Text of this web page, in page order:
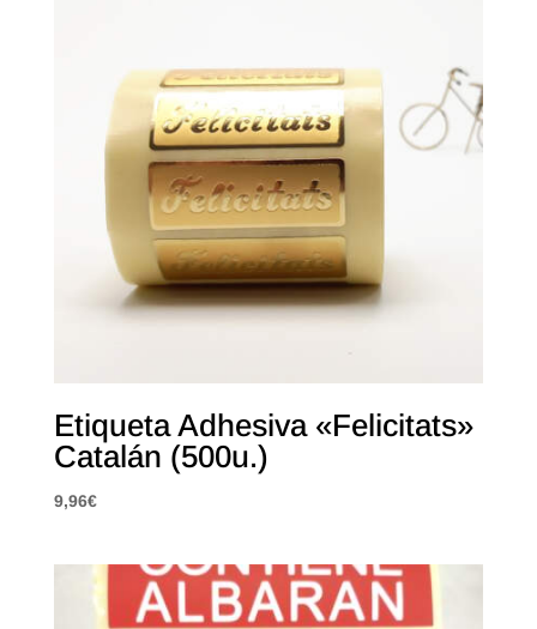
Etiqueta Adhesiva «Felicitats»
Catalán (500u.)
9,96€